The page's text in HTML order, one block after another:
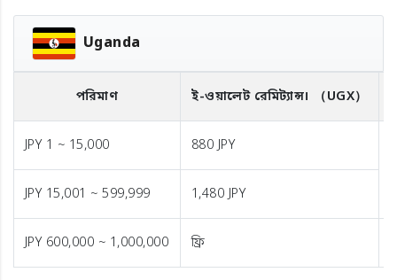
Uganda
পরিমাণ ই-ওয়ালেট রেমিট্যান্স। （UGX）
JPY 1 ~ 15,000
880 JPY
JPY 15,001 ~ 599,999
1,480 JPY
JPY 600,000 ~ 1,000,000 ফ্রি